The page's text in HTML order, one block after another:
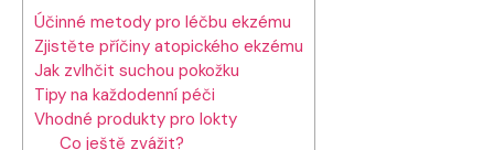
Účinné metody pro léčbu ekzému
Zjistěte příčiny atopického‌ ekzému
Jak zvlhčit suchou pokožku
Tipy​ na každodenní péči
Vhodné ⁢produkty pro lokty
Co‌ ještě zvážit?